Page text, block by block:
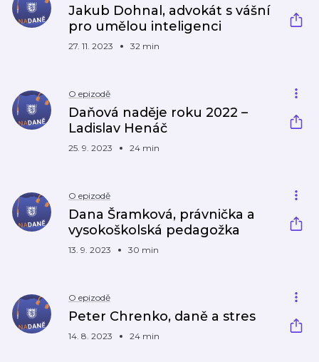
Jakub Dohnal, advokát s vášní
pro umělou inteligenci
27. 11. 2023 32 min
O epizodě
Daňová naděje roku 2022 –
Ladislav Henáč
25. 9. 2023 24 min
O epizodě
Dana Šramková, právnička a
vysokoškolská pedagožka
13. 9. 2023 30 min
O epizodě
Peter Chrenko, daně a stres
14. 8. 2023 24 min